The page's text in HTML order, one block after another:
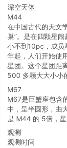
深空天体
M44
在中国古代的天文
巢”。是在四颗星
小不到10pc，成
年起，人们开始使
星团。这个星团距
500 多颗大大小小
M67
M67是巨蟹座包含
中，呈半圆形，由
是 M44 的 5倍，星
观测
观测时间